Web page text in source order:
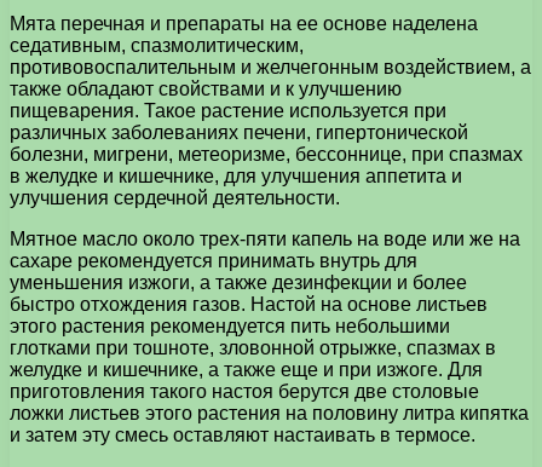
Мята перечная и препараты на ее основе наделена
седативным, спазмолитическим,
противовоспалительным и желчегонным воздействием, а
также обладают свойствами и к улучшению
пищеварения. Такое растение используется при
различных заболеваниях печени, гипертонической
болезни, мигрени, метеоризме, бессоннице, при спазмах
в желудке и кишечнике, для улучшения аппетита и
улучшения сердечной деятельности.
Мятное масло около трех-пяти капель на воде или же на
сахаре рекомендуется принимать внутрь для
уменьшения изжоги, а также дезинфекции и более
быстро отхождения газов. Настой на основе листьев
этого растения рекомендуется пить небольшими
глотками при тошноте, зловонной отрыжке, спазмах в
желудке и кишечнике, а также еще и при изжоге. Для
приготовления такого настоя берутся две столовые
ложки листьев этого растения на половину литра кипятка
и затем эту смесь оставляют настаивать в термосе.